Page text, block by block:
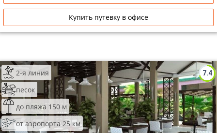
Купить путевку в офисе
7.4
2-я линия
песок
до пляжа 150 м
от аэропорта 25 км